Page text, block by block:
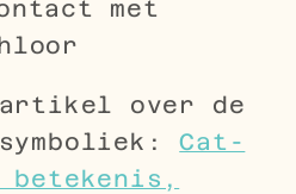
met
artikel over de
Cat-
betekenis,